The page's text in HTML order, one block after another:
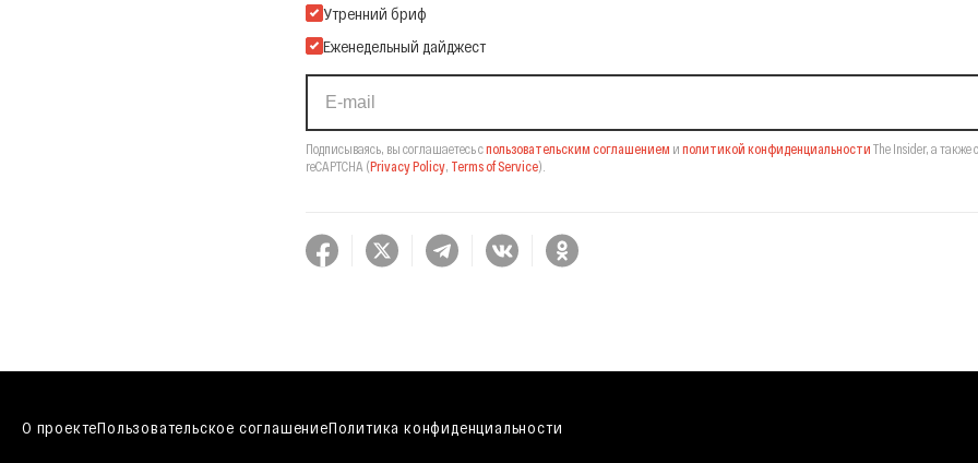
Подпишитесь на нашу Email-рассылку
Утренний бриф
Еженедельный дайджест
Подписываясь, вы соглашаетесь спользовательским соглашением и политикой конфиденциальности The Insider, а также
reCAPTCHA (Privacy Policy, Terms of Service).
О проектеПользовательское соглашениеПолитика конфиденциальности